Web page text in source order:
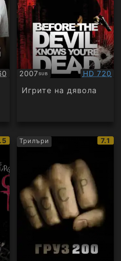
2007SUB
Субтитри HD 720
Игрите на дявола
Трилъри
IMDb
7.1